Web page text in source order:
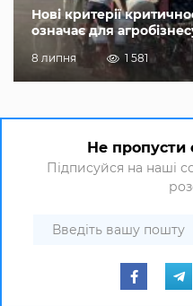
Нові критерії
означає для
8 липня 1 581
Не пропусти
Підписуйся на наші